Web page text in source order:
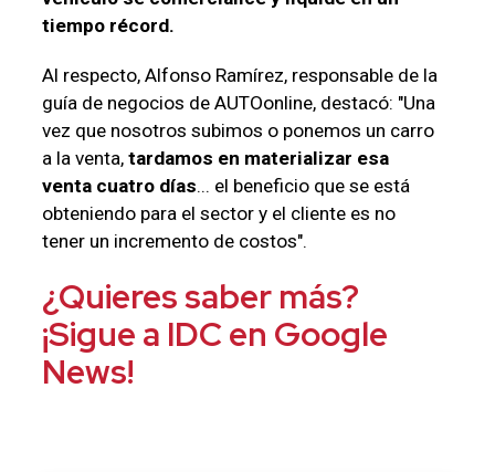
tiempo récord.
Al respecto, Alfonso Ramírez, responsable de la
guía de negocios de AUTOonline, destacó: "Una
vez que nosotros subimos o ponemos un carro
a la venta, tardamos en materializar esa
venta cuatro días... el beneficio que se está
obteniendo para el sector y el cliente es no
tener un incremento de costos".
¿Quieres saber más?
¡Sigue a IDC en Google
News!